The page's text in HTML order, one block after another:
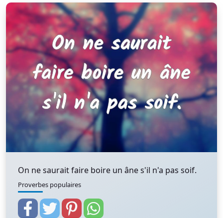
On ne saurait faire boire un âne s'il n'a pas soif.
Proverbes populaires